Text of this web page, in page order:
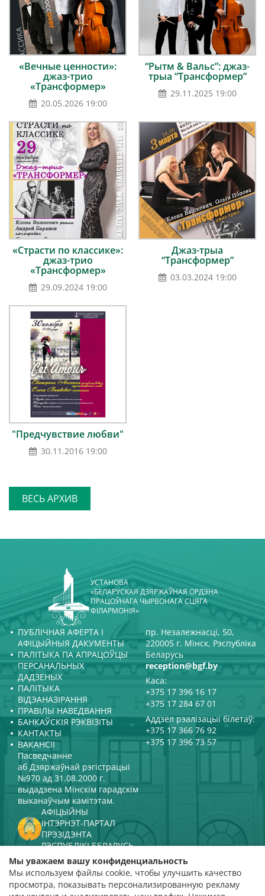
«Вечные ценности»:
джаз-трио
«Трансформер»
20.05.2026 19:00
“Рытм & Вальс”: джаз-
трыа “Трансформер”
29.11.2025 19:00
«Страсти по классике»:
джаз-трио
«Трансформер»
29.09.2024 19:00
Джаз-трыа
“Трансформер”
03.03.2024 19:00
"Предчувствие любви"
30.11.2016 19:00
ВЕСЬ АРХИВ
УСТАНОВА
«БЕЛАРУСКАЯ ДЗЯРЖАЎНАЯ ОРДЭНА
ПРАЦОЎНАГА ЧЫРВОНАГА СЦЯГА
ФІЛАРМОНІЯ»
ПУБЛІЧНАЯ АФЕРТА І
АФІЦЫЙНЫЯ ДАКУМЕНТЫ
ПАЛІТЫКА ПА АПРАЦОЎЦЫ
ПЕРСАНАЛЬНЫХ
ДАДЗЕНЫХ
ПАЛІТЫКА
ВІДЭАНАЗІРАННЯ
ПРАВІЛЫ НАВЕДВАННЯ
БАНКАЎСКІЯ РЭКВІЗІТЫ
КАНТАКТЫ
ВАКАНСІІ
пр. Незалежнасці, 50,
220005 г. Мінск, Рэспубліка
Беларусь
reception@bgf.by
Каса:
+375 17 396 16 17
+375 17 284 67 01
Аддзел рэалізацыі білетаў:
+375 17 366 76 92
+375 17 396 73 57
Пасведчанне
аб Дзяржаўнай рэгістрацыі
№970 ад 31.08.2000 г.
выдадзена Мінскім гарадскім
выканаўчым камітэтам.
АФІЦЫЙНЫ
ІНТЭРНЭТ-ПАРТАЛ
ПРЭЗІДЭНТА
РЭСПУБЛІКІ БЕЛАРУСЬ
МІНІСТЭРСТВА КУЛЬТУРЫ
РЭСПУБЛІКІ БЕЛАРУСЬ
ПАРТАЛ
РЭЙТЫНГАВАЙ АЦЭНКІ
Мы уважаем вашу конфиденциальность
Мы используем файлы cookie, чтобы улучшить качество
просмотра, показывать персонализированную рекламу